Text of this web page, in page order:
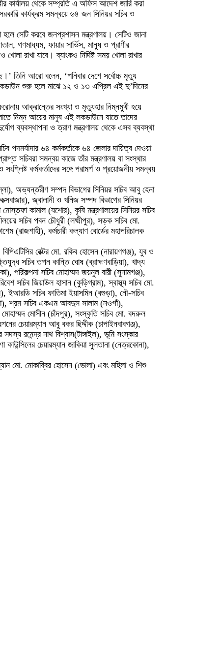
কার্যালয় থেকে সম্প্রতি এ অফিস আদেশ জারি করা
কার্যক্রম সমন্বয়ে ৬৪ জন সিনিয়র সচিব ও
সেটি করবে জনপ্রশাসন মন্ত্রণালয়। সেটিও জানা
গণমাধ্যম, ফায়ার সার্ভিস, মানুষ ও প্রাণীর
রাখা যাবে। ব্যাংকও নির্দিষ্ট সময় খোলা রাখার
তিনি আরো বলেন, ‘শনিবার দেশে সর্বোচ্চ মৃত্যু
লকডাউন শুরু হলে মাঝে ১২ ও ১৩ এপ্রিল এই দু’দিনের
আক্রান্তের সংখ্যা ও মৃত্যুহার নিম্নমুখী হয়ে
নিম্ন আয়ের মানুষ এই লকডাউনে যাতে তাদের
ব্যবস্থাপনা ও ত্রাণ মন্ত্রণালয় থেকে এসব ব্যবস্থা
পদমর্যাদার ৬৪ কর্মকর্তাকে ৬৪ জেলার দায়িত্ব দেওয়া
সচিবরা সমন্বয় কাজে তাঁর মন্ত্রণালয় বা সংস্থার
কর্মকর্তাদের সঙ্গে পরামর্শ ও প্রয়োজনীয় সমন্বয়
অভ্যন্তরীণ সম্পদ বিভাগের সিনিয়র সচিব আবু হেনা
জ্বালানী ও খনিজ সম্পদ বিভাগের সিনিয়র
কামাল (যশোর), কৃষি মন্ত্রণালয়ের সিনিয়র সচিব
সচিব পবন চৌধুরী (লক্ষ্মীপুর), সড়ক সচিব মো.
(রাজশাহী), কর্মচারী কল্যাণ বোর্ডের মহাপরিচালক
রেক্টর মো. রকিব হোসেন (নারায়ণগঞ্জ), যুব ও
সচিব তপন কান্তি ঘোষ (ব্রাহ্মণবাড়িয়া), খাদ্য
পরিকল্পনা সচিব মোহাম্মদ জয়নুল বারী (সুনামগঞ্জ),
সচিব জিয়াউল হাসান (কুড়িগ্রাম), স্বাস্থ্য সচিব মো.
ইআরডি সচিব ফাতিমা ইয়াসমিন (বগুড়া), নৌ-সচিব
শ্রম সচিব একএম আবদুস সালাম (নওগাঁ),
মোহাম্মদ মোসীন (চাঁদপুর), সংস্কৃতি সচিব মো. বদরুল
চেয়ারম্যান আবু বকর ছিদ্দীক (চাপাইনবাবগঞ্জ),
রমেন্দ্র নাথ বিশ্বাস(টাঙ্গাইল), ভূমি সংস্কার
চেয়ারম্যান জাকিয়া সুলতানা (নেত্রকোনা),
মো. মোকাব্বির হোসেন (ভোলা) এবং মহিলা ও শিশু